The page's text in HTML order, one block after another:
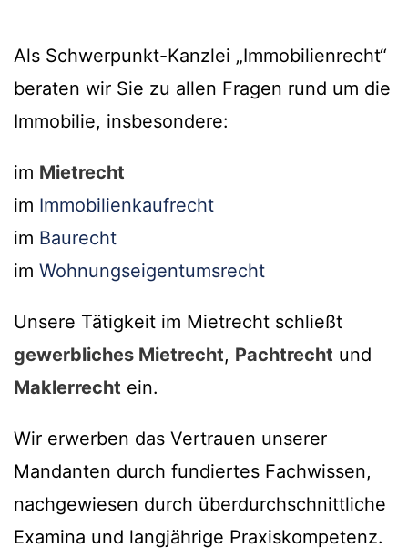
Als Schwerpunkt-Kanzlei „Immobilienrecht“
beraten wir Sie zu allen Fragen rund um die
Immobilie, insbesondere:
im Mietrecht
im Immobilienkaufrecht
im Baurecht
im Wohnungseigentumsrecht
Unsere Tätigkeit im Mietrecht schließt
gewerbliches Mietrecht, Pachtrecht und
Maklerrecht ein.
Wir erwerben das Vertrauen unserer
Mandanten durch fundiertes Fachwissen,
nachgewiesen durch überdurchschnittliche
Examina und langjährige Praxiskompetenz.